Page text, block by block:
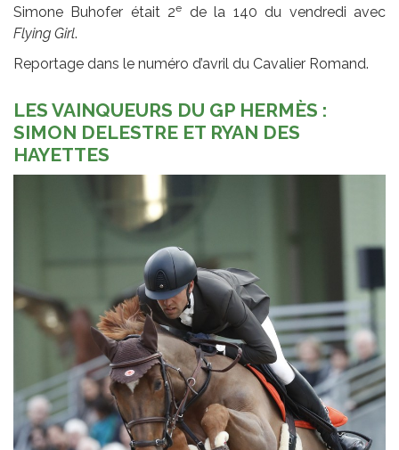
Simone Buhofer était 2e
de la 140 du vendredi avec
Flying Girl.
Reportage dans le numéro d’avril du Cavalier Romand.
LES VAINQUEURS DU GP HERMÈS :
SIMON DELESTRE ET RYAN DES
HAYETTES